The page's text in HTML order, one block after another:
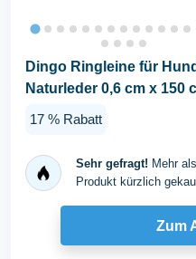
Dingo Ringleine für
Naturleder 0,6 cm x 150
17 % Rabatt
Sehr gefragt! Mehr
Produkt kürzlich
Zum